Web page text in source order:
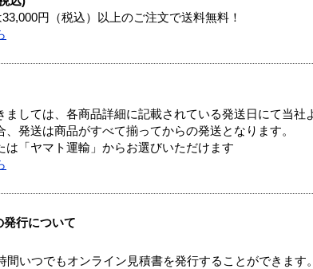
円（税込）以上のご注文で送料無料！
しては、各商品詳細に記載されている発送日にて当社
発送は商品がすべて揃ってからの発送となります。
「ヤマト運輸」からお選びいただけます
発行について
いつでもオンライン見積書を発行することができます。